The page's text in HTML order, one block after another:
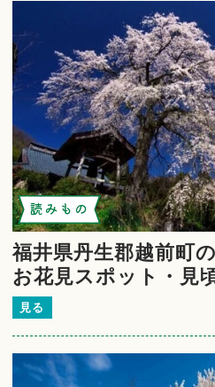
読みもの
福井県丹生郡越前町
お花見スポット・見
見る